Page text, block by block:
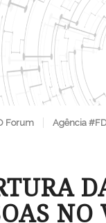
Forum Agência